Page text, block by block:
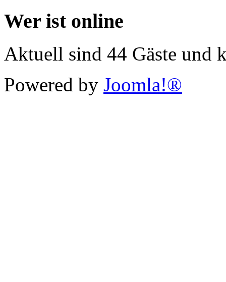
Wer ist online
Aktuell sind 44 Gäste und
Powered by Joomla!®